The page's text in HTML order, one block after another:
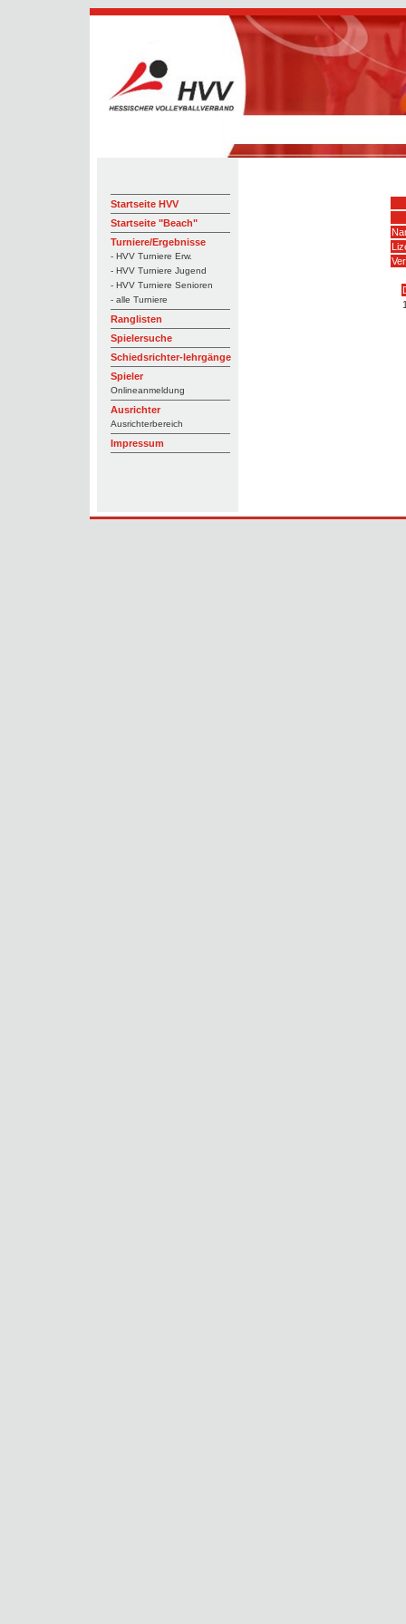
Startseite HVV
Startseite "Beach"
Turniere/Ergebnisse
- HVV Turniere Erw.
- HVV Turniere Jugend
- HVV Turniere Senioren
- alle Turniere
Ranglisten
Spielersuche
Schiedsrichter-lehrgänge
Spieler
Onlineanmeldung
Ausrichter
Ausrichterbereich
Impressum